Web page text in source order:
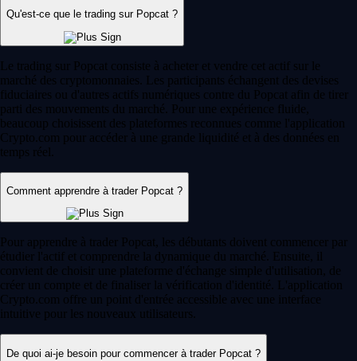
Faites fructifier votre argent. Achetez, vendez ou tradez plus de 400
cryptos tendance sans frais* sur l'application Crypto.com. Rejoignez
Level Up et profitez de jusqu'à 6 % de récompenses crypto sur chaque
achat avec la carte Visa Crypto.com. Conditions applicables.
Rejoindre Level Up
Guides et ressources
Tout savoir sur la crypto
Qu'est-ce que le day trading crypto ? Guide pour bien débuter
Découvrez les bases du day trading crypto : stratégies clés, indicateurs
et risques pour débuter en toute confiance sur les marchés de
cryptomonnaies.
Learn more